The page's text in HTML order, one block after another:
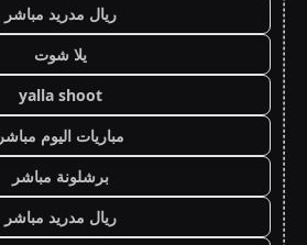
ريال مدريد مباشر
يلا شوت
yalla shoot
مباريات اليوم مباشر
برشلونة مباشر
ريال مدريد مباشر